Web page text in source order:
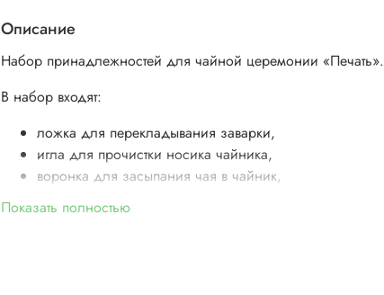
Описание
Набор принадлежностей для чайной церемонии «Печать».
В набор входят:
ложка для перекладывания заварки,
игла для прочистки носика чайника,
воронка для засыпания чая в чайник,
подставка.
Показать полностью